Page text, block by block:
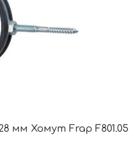
мм Хомут Frap F801.05